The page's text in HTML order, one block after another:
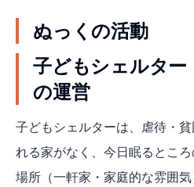
ぬっくの活動
子どもシェルタ
の運営
子どもシェルターは、虐待・
れる家がなく、今日眠るとこ
場所（一軒家・家庭的な雰囲気